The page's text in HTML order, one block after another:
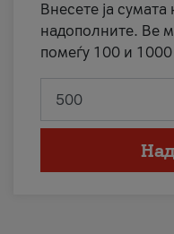
Внесете ја сумата
надополните. Ве
помеѓу 100 и